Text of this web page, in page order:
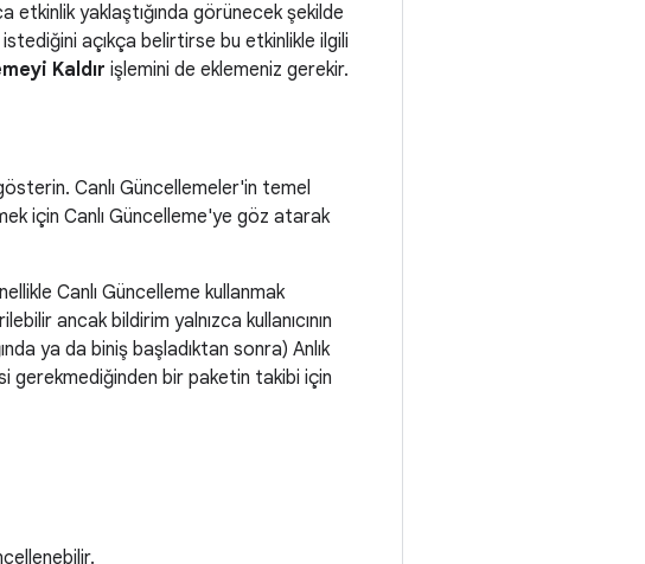
etkinlik yaklaştığında görünecek şekilde
açıkça belirtirse bu etkinlikle ilgili
Kaldır işlemini de eklemeniz gerekir.
Canlı Güncellemeler'in temel
için Canlı Güncelleme'ye göz atarak
Canlı Güncelleme kullanmak
ancak bildirim yalnızca kullanıcının
ya da biniş başladıktan sonra) Anlık
gerekmediğinden bir paketin takibi için